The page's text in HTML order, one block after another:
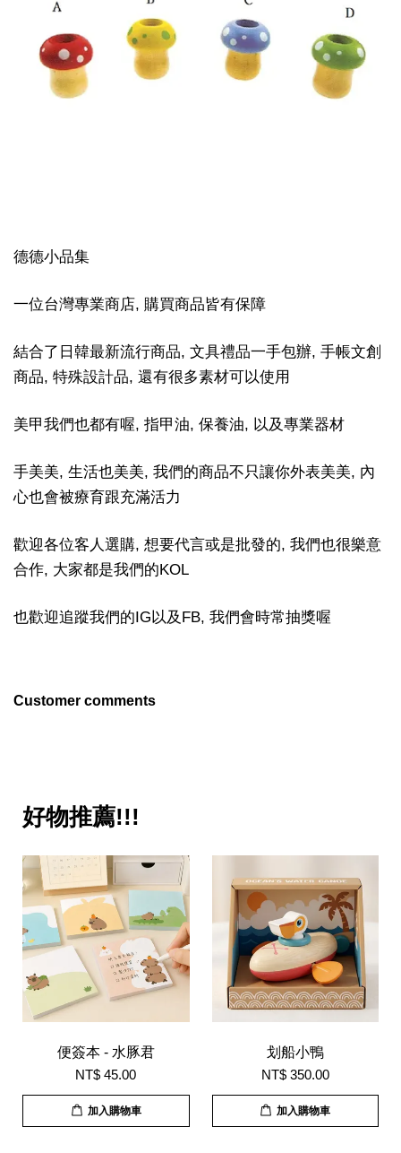
德德小品集
一位台灣專業商店, 購買商品皆有保障
結合了日韓最新流行商品, 文具禮品一手包辦, 手帳文創
商品, 特殊設計品, 還有很多素材可以使用
美甲我們也都有喔, 指甲油, 保養油, 以及專業器材
手美美, 生活也美美, 我們的商品不只讓你外表美美, 內
心也會被療育跟充滿活力
歡迎各位客人選購, 想要代言或是批發的, 我們也很樂意
合作, 大家都是我們的KOL
也歡迎追蹤我們的IG以及FB, 我們會時常抽獎喔
Customer comments
好物推薦!!!
便簽本 - 水豚君
NT$ 45.00
加入購物車
划船小鴨
NT$ 350.00
加入購物車